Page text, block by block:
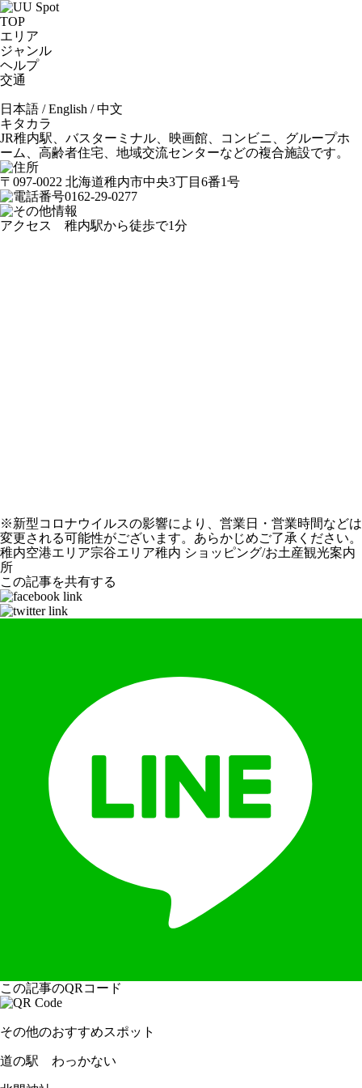
TOP
エリア
ジャンル
ヘルプ
交通
日本語 /English /中文
キタカラ
JR稚内駅、バスターミナル、映画館、コンビニ、グループホ
ーム、高齢者住宅、地域交流センターなどの複合施設です。
〒097-0022 北海道稚内市中央3丁目6番1号
0162-29-0277
アクセス 稚内駅から徒歩で1分
※新型コロナウイルスの影響により、営業日・営業時間などは
変更される可能性がございます。あらかじめご了承ください。
稚内空港エリア宗谷エリア稚内 ショッピング/お土産観光案内
所
この記事を共有する
この記事のQRコード
その他のおすすめスポット
道の駅 わっかない